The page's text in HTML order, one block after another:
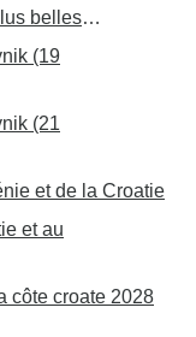
belles
! Zadar,
encore !
forti…
(19
(21
et de la Croatie
et au
côte croate 2028